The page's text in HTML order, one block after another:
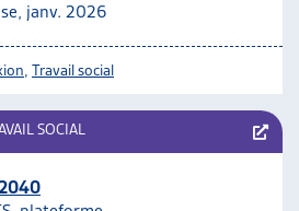
janv. 2026
Travail social
SOCIAL